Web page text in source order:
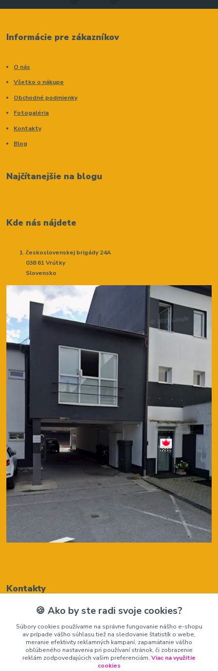
Informácie pre zákazníkov
O nás
Všetko o nákupe
Obchodné podmienky
Fotogaléria
Kontakty
Blog
Najčítanejšie na blogu
Kde nás nájdete
československej brigády 24A
038 61 Vrútky
Slovensko
Kontakty
+421948050205
(Po-Pia, 8-16 hod.)
zariadeniedosalonu@gmail.com
🍪 Ako by ste radi svoje cookies?
Súbory cookies používame na správne fungovanie nášho e-shopu
av prípade vášho súhlasu tiež na sledovanie štatistík o webe,
meranie efektivity reklamných kampaní, zapamätanie vášho
obľúbeného nastavenia pri používaní stránok, či zobrazenie
reklám zodpovedajúcich vašim preferenciám. Viac na využitie
cookies